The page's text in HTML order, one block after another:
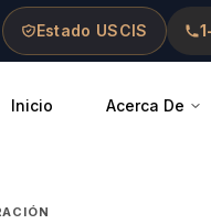
Estado USCIS
Inicio Acerca De